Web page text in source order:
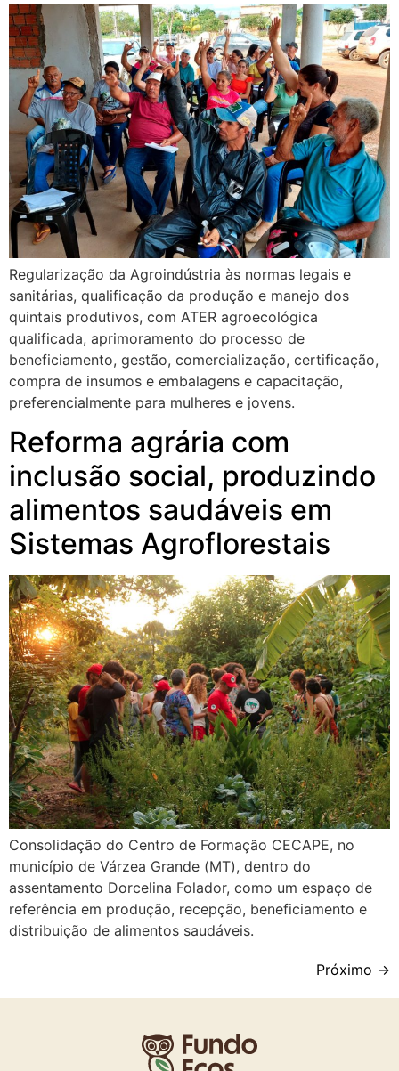
Regularização da Agroindústria às normas legais e
sanitárias, qualificação da produção e manejo dos
quintais produtivos, com ATER agroecológica
qualificada, aprimoramento do processo de
beneficiamento, gestão, comercialização, certificação,
compra de insumos e embalagens e capacitação,
preferencialmente para mulheres e jovens.
Reforma agrária com
inclusão social, produzindo
alimentos saudáveis em
Sistemas Agroflorestais
Consolidação do Centro de Formação CECAPE, no
município de Várzea Grande (MT), dentro do
assentamento Dorcelina Folador, como um espaço de
referência em produção, recepção, beneficiamento e
distribuição de alimentos saudáveis.
Próximo →